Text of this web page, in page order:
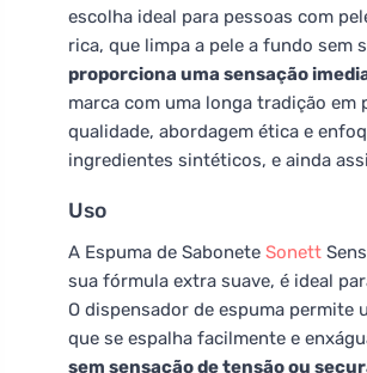
escolha ideal para pessoas com
rica, que limpa a pele a fundo sem
proporciona uma sensação
marca com uma longa tradição
qualidade, abordagem ética e
ingredientes sintéticos, e ainda
Uso
A Espuma de Sabonete Sonett
sua fórmula extra suave, é ideal
O dispensador de espuma permite
que se espalha facilmente e
sem sensação de tensão ou